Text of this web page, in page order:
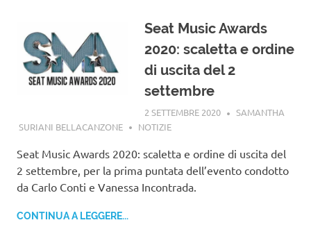
Seat Music Awards
2020: scaletta e ordine
di uscita del 2
settembre
2 SETTEMBRE 2020
SAMANTHA
SURIANI BELLACANZONE
NOTIZIE
Seat Music Awards 2020: scaletta e ordine di uscita del
2 settembre, per la prima puntata dell’evento condotto
da Carlo Conti e Vanessa Incontrada.
CONTINUA A LEGGERE...